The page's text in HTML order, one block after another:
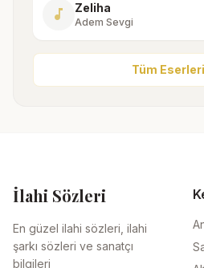
music_note Zeliha
Adem Sevgi
Tüm
İlahi Sözleri
En güzel ilahi sözleri, ilahi
şarkı sözleri ve sanatçı
bilgileri